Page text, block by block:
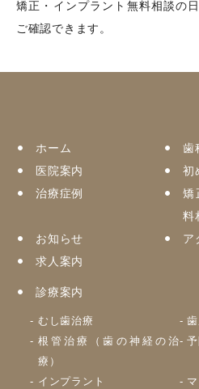
矯正・インプラント無料相談の
ご確認できます。
ホーム
歯
医院案内
初
治療症例
矯
料
お知らせ
ア
求人案内
診療案内
むし歯治療
根管治療（歯の神経の治
療）
インプラント